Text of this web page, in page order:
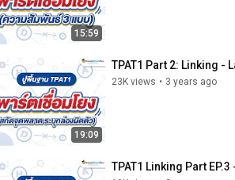
15:59
19:09
TPAT1 Part 2: Linking
23K views • 3 years ago
TPAT1 Linking Part